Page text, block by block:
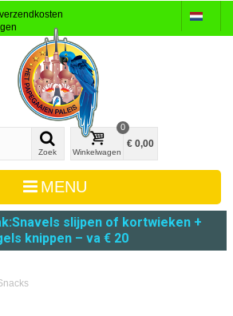
Zoek Winkelwagen
0
€ 0,00
MENU
Snavels slijpen of kortwieken +
knippen – va € 20